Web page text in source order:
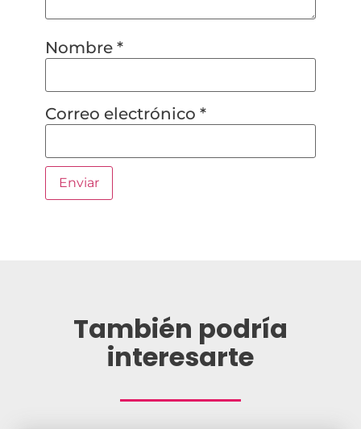
Nombre *
Correo electrónico *
También podría
interesarte